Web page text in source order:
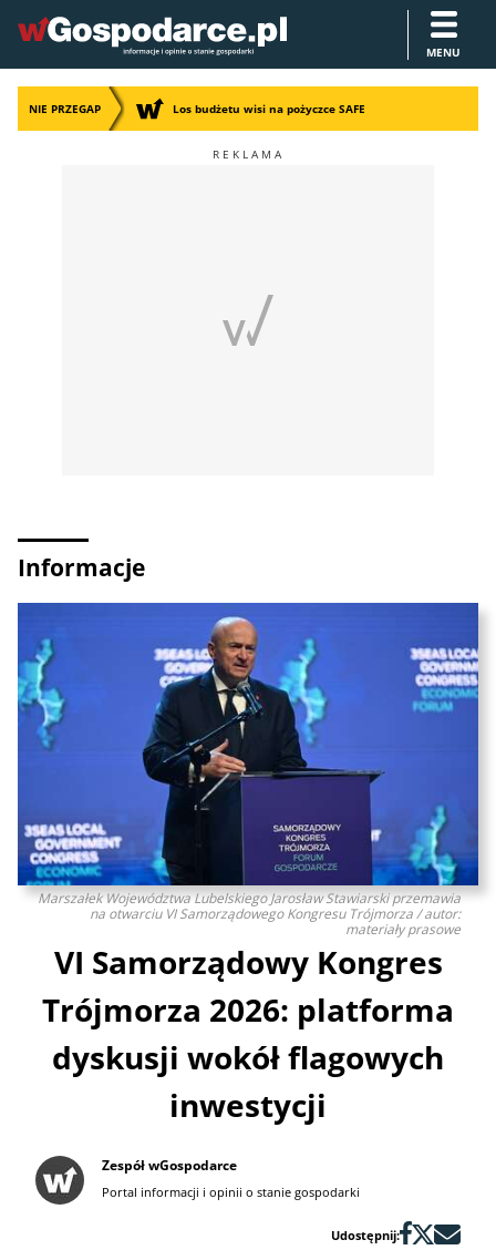
MENU
NIE PRZEGAP Los budżetu wisi na pożyczce SAFE
Informacje
Marszałek Województwa Lubelskiego Jarosław Stawiarski przemawia
na otwarciu VI Samorządowego Kongresu Trójmorza / autor:
materiały prasowe
VI Samorządowy Kongres
Trójmorza 2026: platforma
dyskusji wokół flagowych
inwestycji
Zespół wGospodarce
Portal informacji i opinii o stanie gospodarki
Udostępnij: